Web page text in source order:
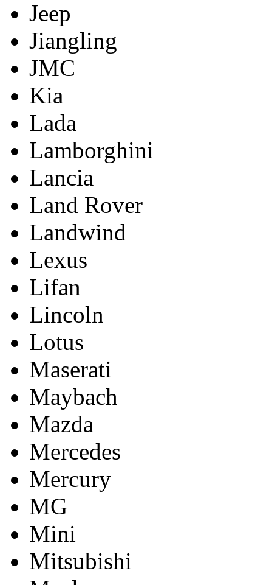
Jeep
Jiangling
JMC
Kia
Lada
Lamborghini
Lancia
Land Rover
Landwind
Lexus
Lifan
Lincoln
Lotus
Maserati
Maybach
Mazda
Mercedes
Mercury
MG
Mini
Mitsubishi